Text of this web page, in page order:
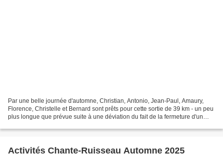
Par une belle journée d'automne, Christian, Antonio, Jean-Paul, Amaury,
Florence, Christelle et Bernard sont prêts pour cette sortie de 39 km - un peu
plus longue que prévue suite à une déviation du fait de la fermeture d'un
Activités Chante-Ruisseau Automne 2025